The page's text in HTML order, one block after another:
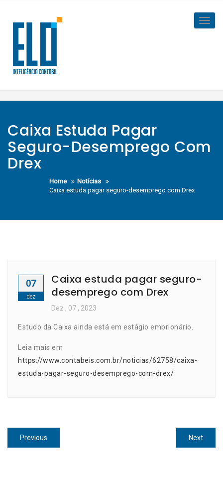
content
Caixa Estuda Pagar
Seguro-Desemprego Com
Drex
Home
Notícias
Caixa estuda pagar seguro-desemprego com Drex
07
dez
Caixa estuda pagar seguro-
desemprego com Drex
Dez , 07 , 2023
Estudo da Caixa ainda está em estágio embrionário.
Leia mais em
https://www.contabeis.com.br/noticias/62758/caixa-
estuda-pagar-seguro-desemprego-com-drex/
Navegação
de
Previous
post:
NextNext
post: